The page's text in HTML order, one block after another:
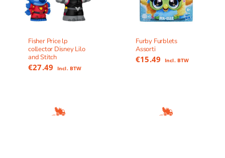
Fisher Price lp
collector Disney Lilo
and Stitch
€27.49 Incl. BTW
Furby Furblets
Assorti
€15.49 Incl. BTW